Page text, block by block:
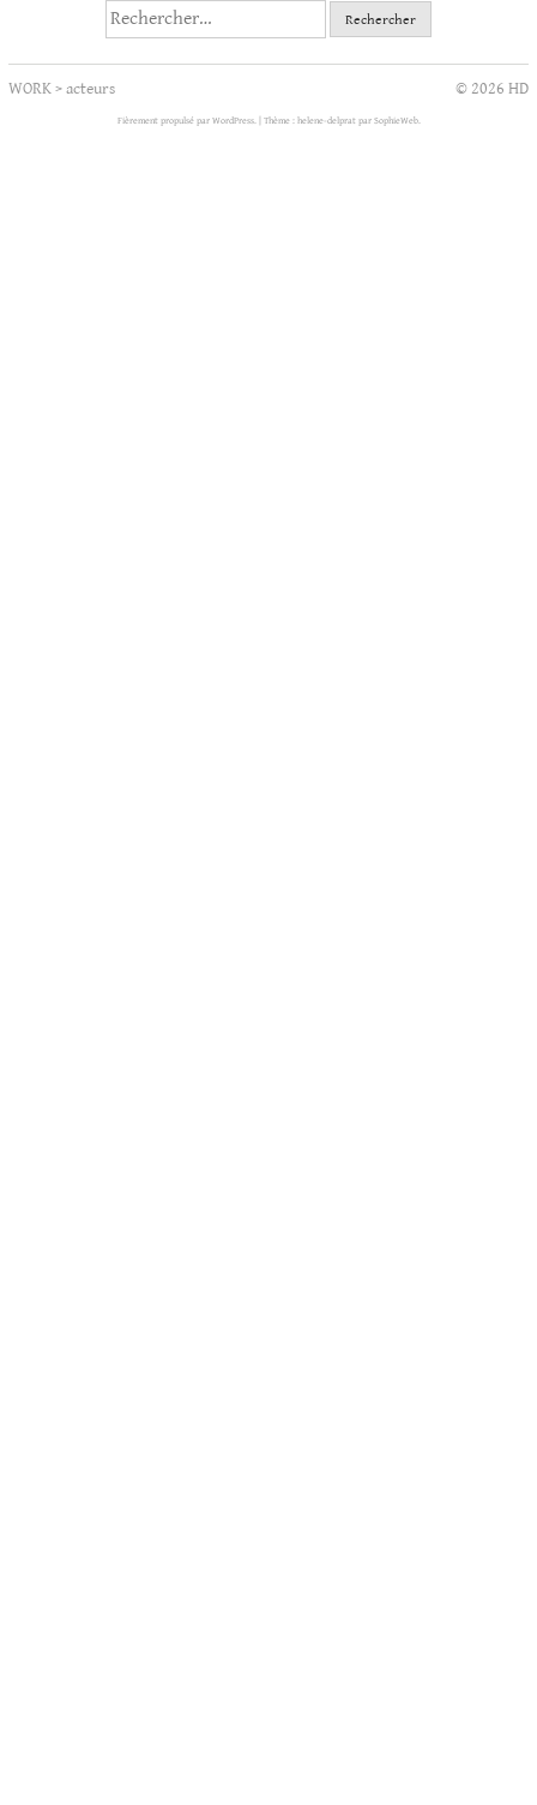
Rechercher :
WORK>acteurs © 2026 HD
Fièrement propulsé par WordPress. Thème : helene-delprat par SophieWeb.